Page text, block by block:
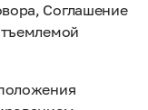
Соглашение